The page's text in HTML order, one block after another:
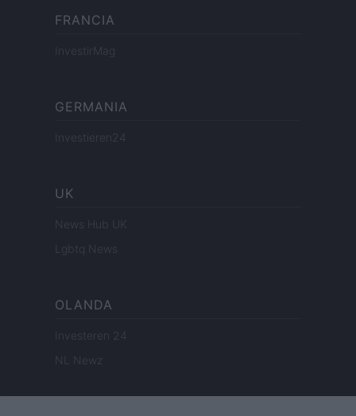
FRANCIA
InvestirMag
GERMANIA
Investieren24
UK
News Hub UK
Lgbtq News
OLANDA
Investeren 24
NL Newz